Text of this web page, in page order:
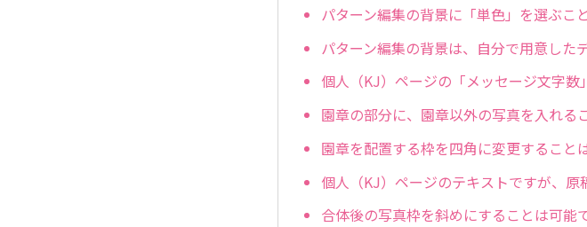
パターン編集の背景に「単色」を選ぶこ
パターン編集の背景は、自分で用意した
個人（KJ）ページの「メッセージ文字数
園章の部分に、園章以外の写真を入れる
園章を配置する枠を四角に変更すること
個人（KJ）ページのテキストですが、
合体後の写真枠を斜めにすることは可能